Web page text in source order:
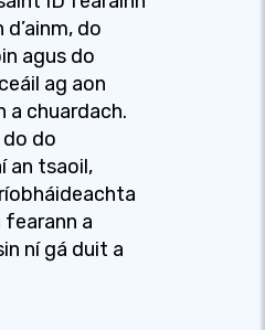
do
agus do
ag aon
​​a chuardach.
do do
an tsaoil,
​​a
ní gá duit a